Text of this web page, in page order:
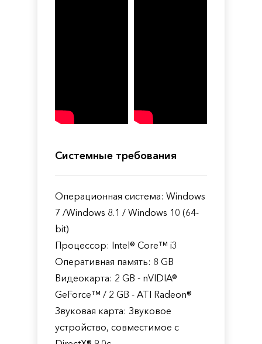
Системные требования
Операционная система: Windows
7 /Windows 8.1 / Windows 10 (64-
bit)
Процессор: Intel® Core™ i3
Оперативная память: 8 GB
Видеокарта: 2 GB - nVIDIA®
GeForce™ / 2 GB - ATI Radeon®
Звуковая карта: Звуковое
устройство, совместимое с